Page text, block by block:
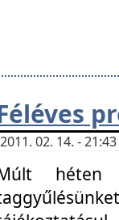
2011. 02. 14. -
héten